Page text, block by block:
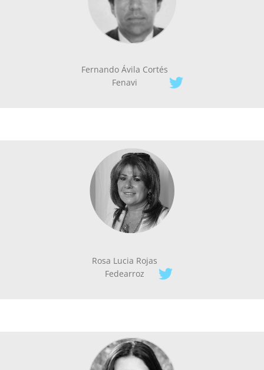
Fernando Ávila Cortés
Fenavi
Rosa Lucia Rojas
Fedearroz